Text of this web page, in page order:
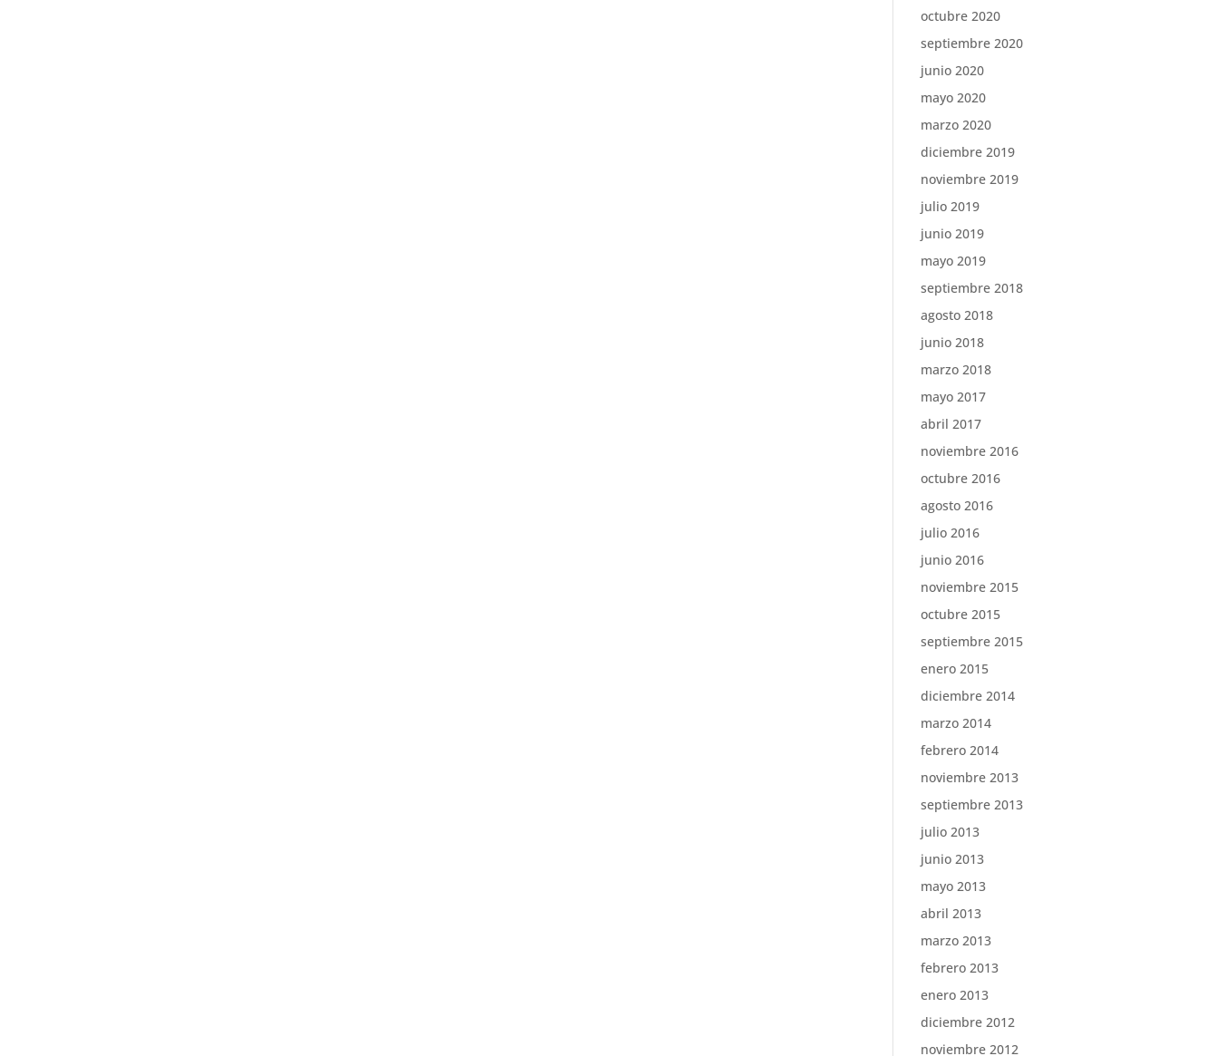
octubre 2020
septiembre 2020
junio 2020
mayo 2020
marzo 2020
diciembre 2019
noviembre 2019
julio 2019
junio 2019
mayo 2019
septiembre 2018
agosto 2018
junio 2018
marzo 2018
mayo 2017
abril 2017
noviembre 2016
octubre 2016
agosto 2016
julio 2016
junio 2016
noviembre 2015
octubre 2015
septiembre 2015
enero 2015
diciembre 2014
marzo 2014
febrero 2014
noviembre 2013
septiembre 2013
julio 2013
junio 2013
mayo 2013
abril 2013
marzo 2013
febrero 2013
enero 2013
diciembre 2012
noviembre 2012